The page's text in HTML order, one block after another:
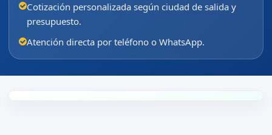
Cotización personalizada según ciudad de salida y
presupuesto.
Atención directa por teléfono o WhatsApp.